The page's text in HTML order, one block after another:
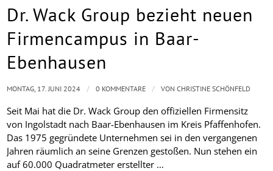
Dr. Wack Group bezieht neuen
Firmencampus in Baar-
Ebenhausen
Seit Mai hat die Dr. Wack Group den offiziellen Firmensitz
von Ingolstadt nach Baar-Ebenhausen im Kreis Pfaffenhofen.
Das 1975 gegründete Unternehmen sei in den vergangenen
Jahren räumlich an seine Grenzen gestoßen. Nun stehen ein
auf 60.000 Quadratmeter erstellter …
MONTAG, 17. JUNI 2024 / 0 KOMMENTARE / VONCHRISTINE SCHÖNFELD